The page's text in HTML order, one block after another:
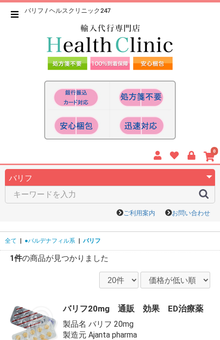
バリフ / ヘルスクリニック247
0
ご利用案内 お問い合わせ
全て ●バルデナフィル系 バリフ
1件の商品が見つかりました
バリフ20mg 通販 効果 ED治療薬
製品名 バリフ 20mg
製造元 Ajanta pharma